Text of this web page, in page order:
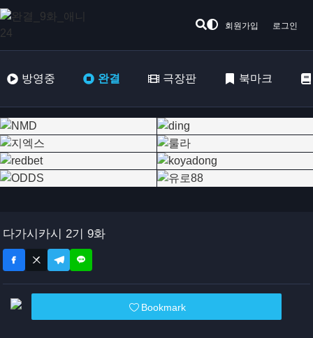
회원가입 로그인
방영중 완결 극장판 북마크
다가시카시 2기 9화
Bookmark